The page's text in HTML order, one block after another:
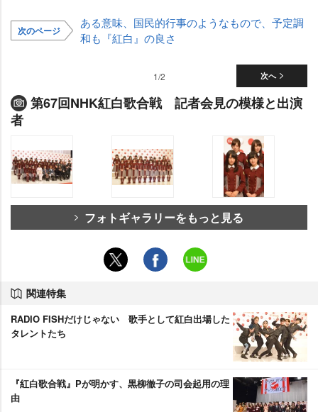
次のページ
ある意味、国民的行事のようなもので、予定調
和も『紅白』の良さ
次へ
1/2
第67回NHK紅白歌合戦 記者会見の模様と出演
者
フォトギャラリーをもっと見る
関連特集
RADIO FISHだけじゃない 歌手として紅白出場した
タレントたち
『紅白歌合戦』Pが明かす、黒柳徹子の司会起用の理
由